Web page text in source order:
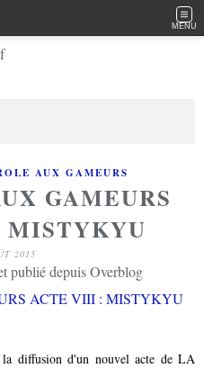
MENU
AUX GAMEURS
GAMEURS
2015
publié depuis Overblog
diffusion d'un nouvel acte de LA